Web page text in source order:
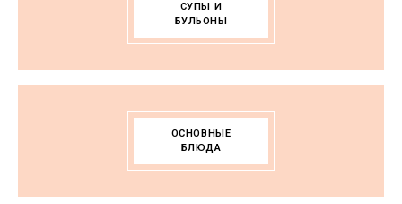
СУПЫ И
БУЛЬОНЫ
ОСНОВНЫЕ
БЛЮДА